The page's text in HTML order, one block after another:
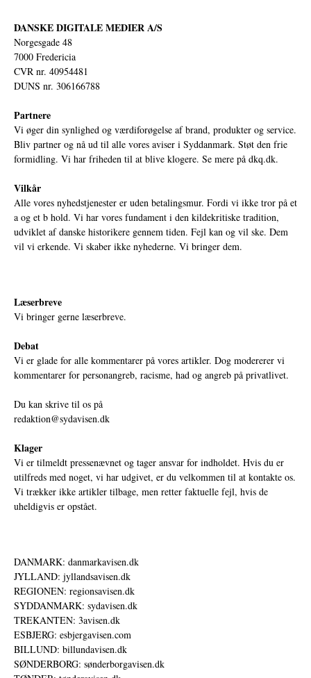
DANSKE DIGITALE MEDIER A/S
Norgesgade 48
7000 Fredericia
CVR nr. 40954481
DUNS nr. 306166788
Partnere
Vi øger din synlighed og værdiforøgelse af brand, produkter og service.
Bliv partner og nå ud til alle vores aviser i Syddanmark. Støt den frie
formidling. Vi har friheden til at blive klogere. Se mere på dkq.dk.
Vilkår
Alle vores nyhedstjenester er uden betalingsmur. Fordi vi ikke tror på et
a og et b hold. Vi har vores fundament i den kildekritiske tradition,
udviklet af danske historikere gennem tiden. Fejl kan og vil ske. Dem
vil vi erkende. Vi skaber ikke nyhederne. Vi bringer dem.
Læserbreve
Vi bringer gerne læserbreve.
Debat
Vi er glade for alle kommentarer på vores artikler. Dog modererer vi
kommentarer for personangreb, racisme, had og angreb på privatlivet.
Du kan skrive til os på
redaktion@sydavisen.dk
Klager
Vi er tilmeldt pressenævnet og tager ansvar for indholdet. Hvis du er
utilfreds med noget, vi har udgivet, er du velkommen til at kontakte os.
Vi trækker ikke artikler tilbage, men retter faktuelle fejl, hvis de
uheldigvis er opstået.
DANMARK: danmarkavisen.dk
JYLLAND: jyllandsavisen.dk
REGIONEN: regionsavisen.dk
SYDDANMARK: sydavisen.dk
TREKANTEN: 3avisen.dk
ESBJERG: esbjergavisen.com
BILLUND: billundavisen.dk
SØNDERBORG: sønderborgavisen.dk